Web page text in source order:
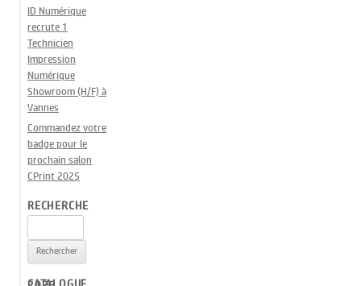
ID Numérique
recrute 1
Technicien
Impression
Numérique
Showroom (H/F) à
Vannes
Commandez votre
badge pour le
prochain salon
CPrint 2025
RECHERCHE